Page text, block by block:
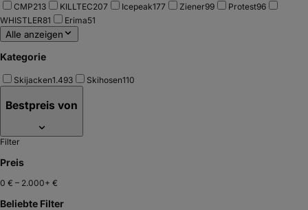
CMP213 KILLTEC207 Icepeak177 Ziener99 Protest96
WHISTLER81 Erima51
Alle anzeigen
Kategorie
Skijacken1.493 Skihosen110
Bestpreis von
Filter
Preis
0 € – 2.000+ €
Beliebte Filter